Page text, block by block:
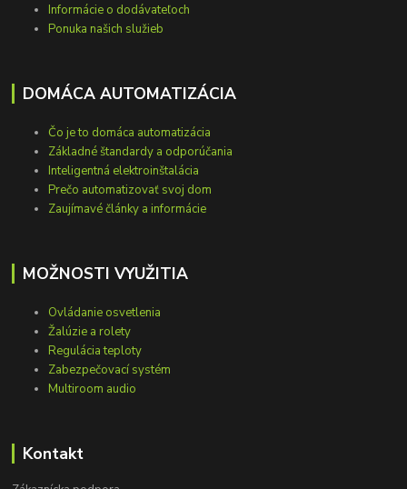
Informácie o dodávateľoch
Ponuka našich služieb
DOMÁCA AUTOMATIZÁCIA
Čo je to domáca automatizácia
Základné štandardy a odporúčania
Inteligentná elektroinštalácia
Prečo automatizovať svoj dom
Zaujímavé články a informácie
MOŽNOSTI VYUŽITIA
Ovládanie osvetlenia
Žalúzie a rolety
Regulácia teploty
Zabezpečovací systém
Multiroom audio
Kontakt